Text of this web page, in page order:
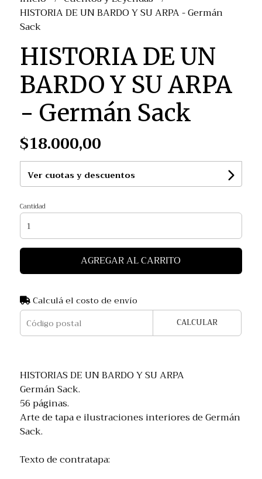
HISTORIA DE UN BARDO Y SU ARPA - Germán
Sack
HISTORIA DE UN
BARDO Y SU ARPA
- Germán Sack
$18.000,00
Ver cuotas y descuentos
Cantidad
AGREGAR AL CARRITO
Calculá el costo de envío
CALCULAR
HISTORIAS DE UN BARDO Y SU ARPA
Germán Sack.
56 páginas.
Arte de tapa e ilustraciones interiores de Germán
Sack.
Texto de contratapa: